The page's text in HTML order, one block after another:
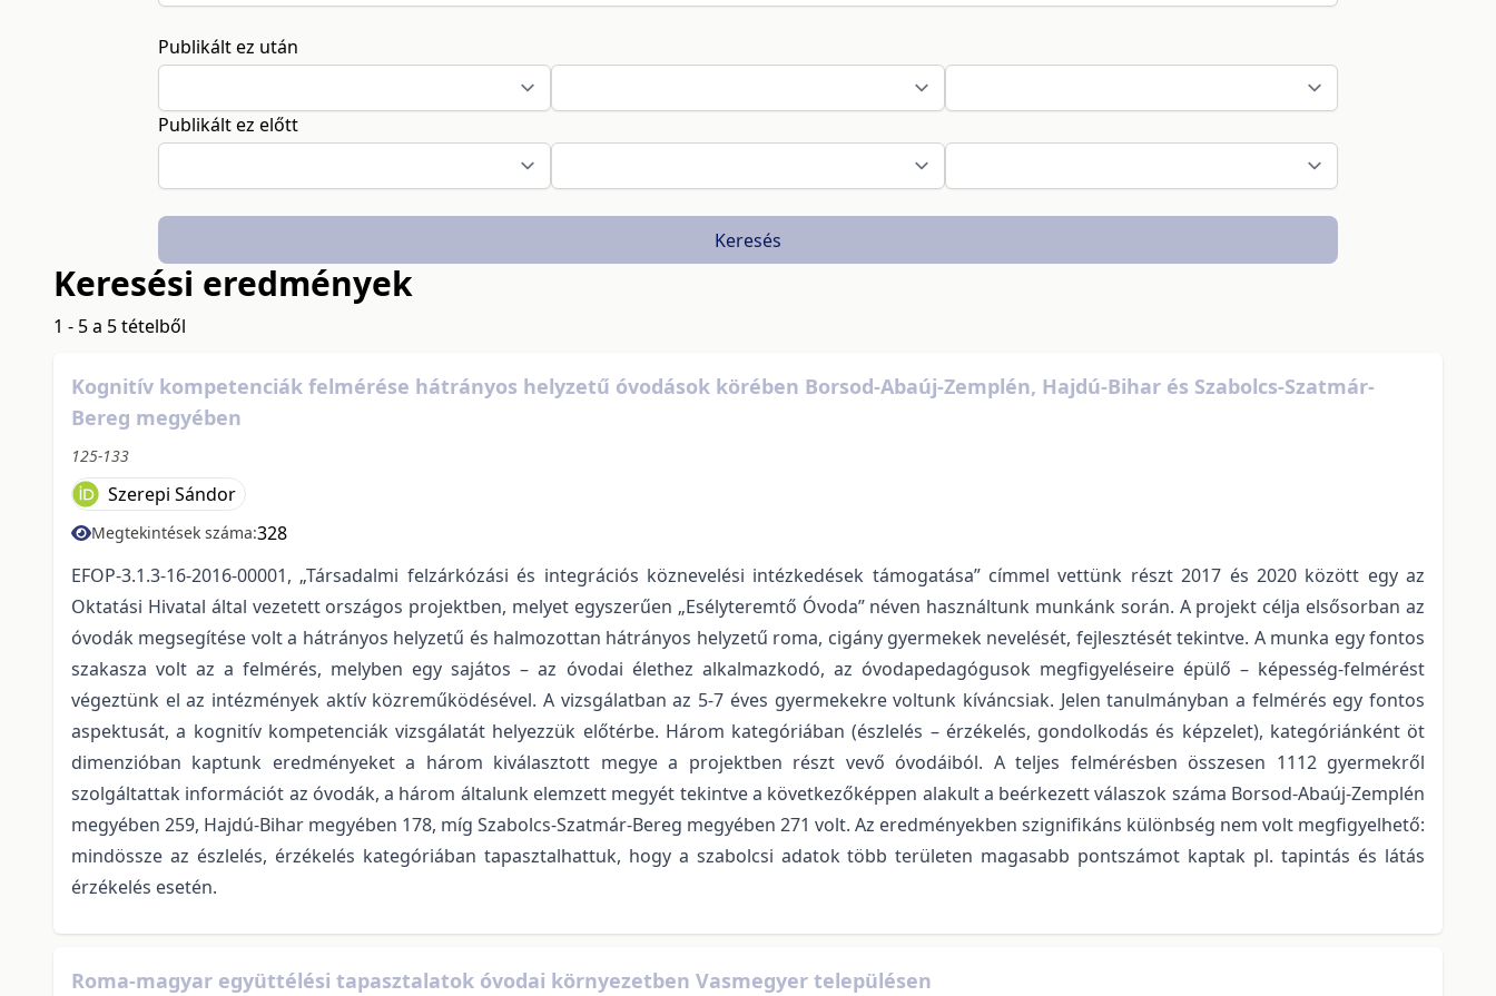
Publikált ez után
Publikált ez előtt
Keresés
Keresési eredmények
1 - 5 a 5 tételből
Kognitív kompetenciák felmérése hátrányos helyzetű óvodások körében Borsod-Abaúj-Zemplén, Hajdú-Bihar és Szabolcs-Szatmár-
Bereg megyében
125-133
Szerepi Sándor
Megtekintések száma:328
EFOP-3.1.3-16-2016-00001, „Társadalmi felzárkózási és integrációs köznevelési intézkedések támogatása” címmel vettünk részt 2017 és 2020 között egy az
Oktatási Hivatal által vezetett országos projektben, melyet egyszerűen „Esélyteremtő Óvoda” néven használtunk munkánk során. A projekt célja elsősorban az
óvodák megsegítése volt a hátrányos helyzetű és halmozottan hátrányos helyzetű roma, cigány gyermekek nevelését, fejlesztését tekintve. A munka egy fontos
szakasza volt az a felmérés, melyben egy sajátos – az óvodai élethez alkalmazkodó, az óvodapedagógusok megfigyeléseire épülő – képesség-felmérést
végeztünk el az intézmények aktív közreműködésével. A vizsgálatban az 5-7 éves gyermekekre voltunk kíváncsiak. Jelen tanulmányban a felmérés egy fontos
aspektusát, a kognitív kompetenciák vizsgálatát helyezzük előtérbe. Három kategóriában (észlelés – érzékelés, gondolkodás és képzelet), kategóriánként öt
dimenzióban kaptunk eredményeket a három kiválasztott megye a projektben részt vevő óvodáiból. A teljes felmérésben összesen 1112 gyermekről
szolgáltattak információt az óvodák, a három általunk elemzett megyét tekintve a következőképpen alakult a beérkezett válaszok száma Borsod-Abaúj-Zemplén
megyében 259, Hajdú-Bihar megyében 178, míg Szabolcs-Szatmár-Bereg megyében 271 volt. Az eredményekben szignifikáns különbség nem volt megfigyelhető:
mindössze az észlelés, érzékelés kategóriában tapasztalhattuk, hogy a szabolcsi adatok több területen magasabb pontszámot kaptak pl. tapintás és látás
érzékelés esetén.
Roma-magyar együttélési tapasztalatok óvodai környezetben Vasmegyer településen